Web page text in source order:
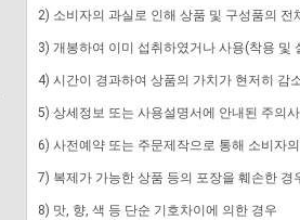
2) 소비자의 과실로 인해 상품 및 구성품의
3) 개봉하여 이미 섭취하였거나 사용(착용 및
4) 시간이 경과하여 상품의 가치가 현저히 감
5) 상세정보 또는 사용설명서에 안내된 주의
6) 사전예약 또는 주문제작으로 통해 소비자
7) 복제가 가능한 상품 등의 포장을 훼손한 경
8) 맛, 향, 색 등 단순 기호차이에 의한 경우